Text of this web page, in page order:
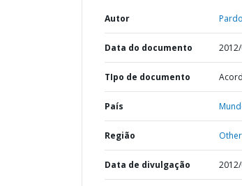
Autor
Data do documento
TIpo de documento
País
Região
Data de divulgação